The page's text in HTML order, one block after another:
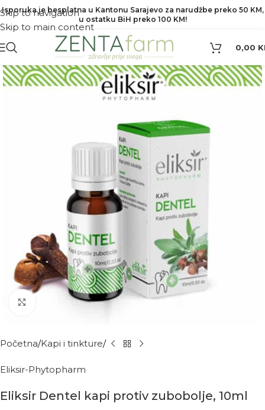
Skip to navigation
Skip to main content
Isporuka je besplatna u Kantonu Sarajevo za narudžbe preko 50 KM,
u ostatku BiH preko 100 KM!
0,00
Kliknite za povećanje
Početna Kapi i tinkture
Eliksir-Phytopharm
Eliksir Dentel kapi protiv zubobolje, 10ml